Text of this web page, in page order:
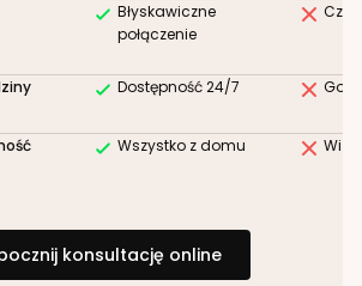
Błyskawiczne
połączenie
Dostępność 24/7
Wszystko z domu
konsultację online